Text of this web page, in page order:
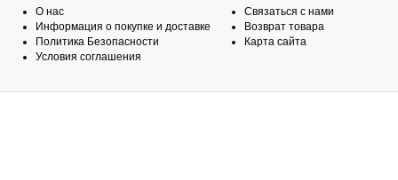
О нас
Информация о покупке и доставке
Политика Безопасности
Условия соглашения
Связаться с нами
Возврат товара
Карта сайта